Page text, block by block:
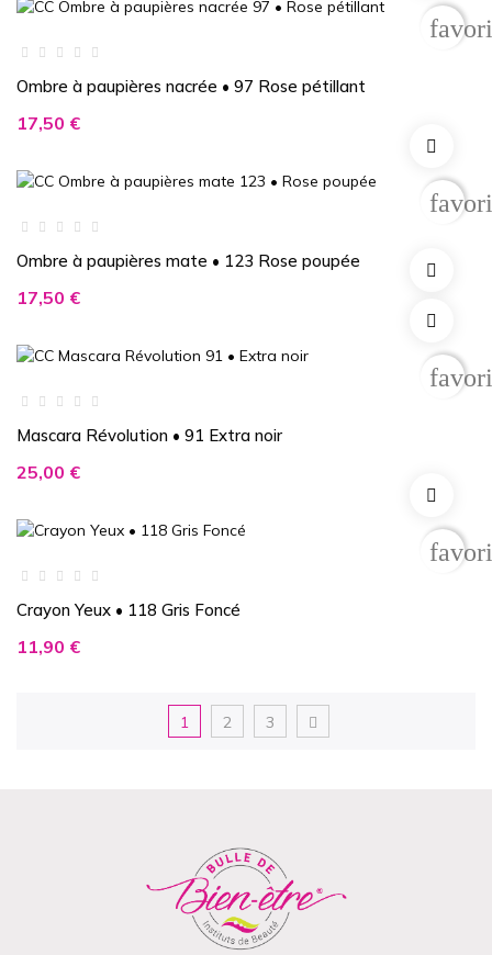
Ombre à paupières nacrée • 97 Rose pétillant
Prix
17,50 €
Ombre à paupières mate • 123 Rose poupée
Prix
17,50 €
Mascara Révolution • 91 Extra noir
Prix
25,00 €
Crayon Yeux • 118 Gris Foncé
Prix
11,90 €
1 2 3